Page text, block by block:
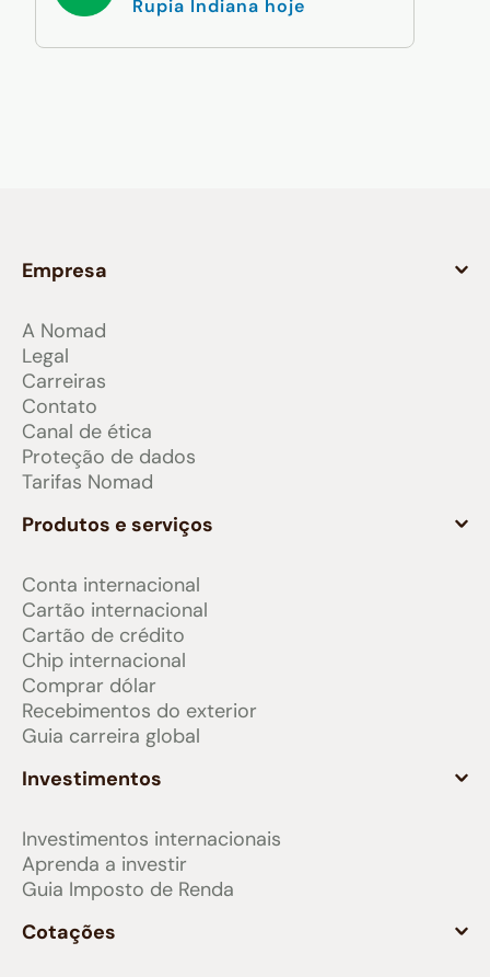
Rupia Indiana hoje
Empresa
A Nomad
Legal
Carreiras
Contato
Canal de ética
Proteção de dados
Tarifas Nomad
Produtos e serviços
Conta internacional
Cartão internacional
Cartão de crédito
Chip internacional
Comprar dólar
Recebimentos do exterior
Guia carreira global
Investimentos
Investimentos internacionais
Aprenda a investir
Guia Imposto de Renda
Cotações